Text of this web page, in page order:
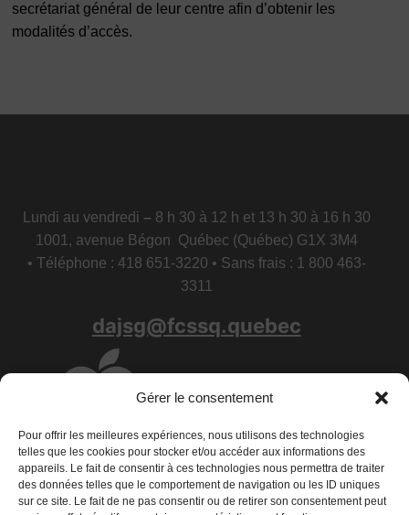
Gérer le consentement
Pour offrir les meilleures expériences, nous utilisons des technologies
telles que les cookies pour stocker et/ou accéder aux informations des
appareils. Le fait de consentir à ces technologies nous permettra de traiter
des données telles que le comportement de navigation ou les ID uniques
sur ce site. Le fait de ne pas consentir ou de retirer son consentement peut
secrétariat général de leur centre afin d’obtenir les
modalités d’accès.
Lundi au vendredi – 8 h 30 à 12 h et 13 h 30 à 16 h 30
1001, avenue Bégon Québec (Québec) G1X 3M4
• Téléphone : 418 651-3220 • Sans frais : 1 800 463-
3311
dajsg@fcssq.quebec